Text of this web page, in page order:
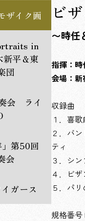
ザイク画
in
平＆東
団
会 ライ
第50回
会
ガース
ビ
〜時任
指揮：
会場：
収録曲
１．喜
２．バ
ティ
３．シ
４．ビ
５．パ
規格番号